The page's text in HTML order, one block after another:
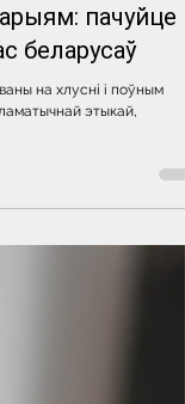
пачуйце
беларусаў
на хлусні і поўным